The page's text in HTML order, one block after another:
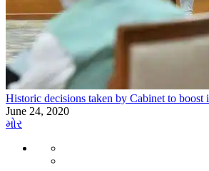
Historic decisions taken by Cabinet to boost
June 24, 2020
મોર